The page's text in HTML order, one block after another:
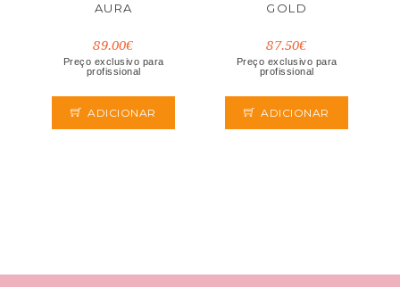
AURA
89.00€
Preço exclusivo para
profissional
ADICIONAR
GOLD
87.50€
Preço exclusivo para
profissional
ADICIONAR